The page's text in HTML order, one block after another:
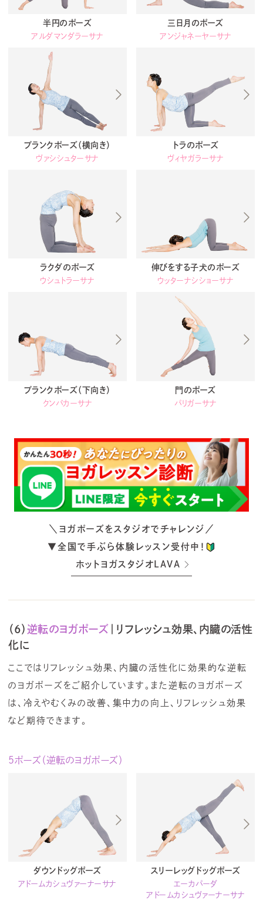
半円のポーズ
アルダマンダラーサナ
三日月のポーズ
アンジャネーヤーサナ
プランクポーズ（横向き）
ヴァシシュターサナ
トラのポーズ
ヴィヤガラーサナ
ラクダのポーズ
ウシュトラーサナ
伸びをする子犬のポーズ
ウッターナシショーサナ
プランクポーズ（下向き）
クンバカーサナ
門のポーズ
パリガーサナ
＼ヨガポーズをスタジオでチャレンジ／
▼全国で手ぶら体験レッスン受付中！
ホットヨガスタジオLAVA
（6） 逆転のヨガポーズ ｜リフレッシュ効果、内臓の活性
化に
ここではリフレッシュ効果、内臓の活性化に効果的な逆転
のヨガポーズをご紹介しています。また逆転のヨガポーズ
は、冷えやむくみの改善、集中力の向上、リフレッシュ効果
など期待できます。
5ポーズ（逆転のヨガポーズ）
ダウンドッグポーズ
アドームカシュヴァーナーサナ
スリーレッグドッグポーズ
エーカパーダ
アドームカシュヴァーナーサナ